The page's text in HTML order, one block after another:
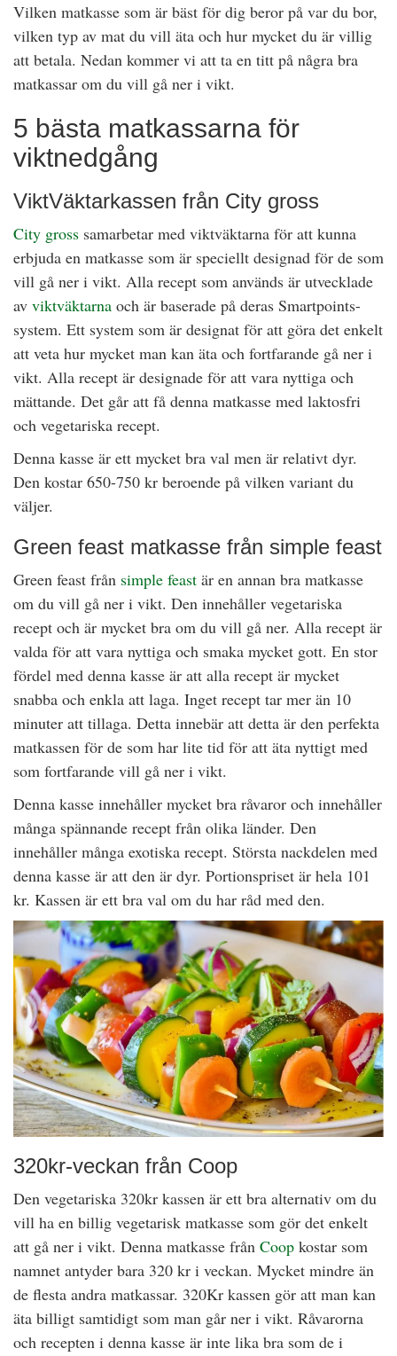
Vilken matkasse som är bäst för dig beror på var du bor,
vilken typ av mat du vill äta och hur mycket du är villig
att betala. Nedan kommer vi att ta en titt på några bra
matkassar om du vill gå ner i vikt.
5 bästa matkassarna för
viktnedgång
ViktVäktarkassen från City gross
City gross samarbetar med viktväktarna för att kunna
erbjuda en matkasse som är speciellt designad för de som
vill gå ner i vikt. Alla recept som används är utvecklade
av viktväktarna och är baserade på deras Smartpoints-
system. Ett system som är designat för att göra det enkelt
att veta hur mycket man kan äta och fortfarande gå ner i
vikt. Alla recept är designade för att vara nyttiga och
mättande. Det går att få denna matkasse med laktosfri
och vegetariska recept.
Denna kasse är ett mycket bra val men är relativt dyr.
Den kostar 650-750 kr beroende på vilken variant du
väljer.
Green feast matkasse från simple feast
Green feast från simple feast är en annan bra matkasse
om du vill gå ner i vikt. Den innehåller vegetariska
recept och är mycket bra om du vill gå ner. Alla recept är
valda för att vara nyttiga och smaka mycket gott. En stor
fördel med denna kasse är att alla recept är mycket
snabba och enkla att laga. Inget recept tar mer än 10
minuter att tillaga. Detta innebär att detta är den perfekta
matkassen för de som har lite tid för att äta nyttigt med
som fortfarande vill gå ner i vikt.
Denna kasse innehåller mycket bra råvaror och innehåller
många spännande recept från olika länder. Den
innehåller många exotiska recept. Största nackdelen med
denna kasse är att den är dyr. Portionspriset är hela 101
kr. Kassen är ett bra val om du har råd med den.
320kr-veckan från Coop
Den vegetariska 320kr kassen är ett bra alternativ om du
vill ha en billig vegetarisk matkasse som gör det enkelt
att gå ner i vikt. Denna matkasse från Coop kostar som
namnet antyder bara 320 kr i veckan. Mycket mindre än
de flesta andra matkassar. 320Kr kassen gör att man kan
äta billigt samtidigt som man går ner i vikt. Råvarorna
och recepten i denna kasse är inte lika bra som de i